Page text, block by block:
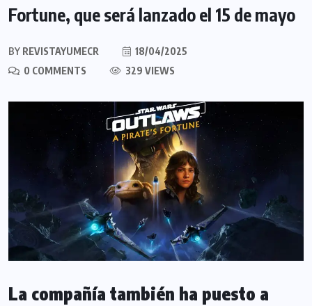
Fortune, que será lanzado el 15 de mayo
BY REVISTAYUMECR
18/04/2025
0 COMMENTS
329 VIEWS
La compañía también ha puesto a